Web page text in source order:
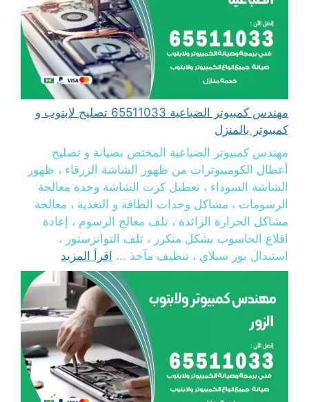
مهندس كمبيوتر الضباعية 65511033 تصليح لابتوب و
كمبيوتر بالمنزل
مهندس كمبيوتر الضباعية المختص بصيانة و تصليح
أعطال الكومبيوترات من ظهور الشاشة الزرقاء ، ظهور
الشاشة السوداء ، تعطيل كرت الشاشة وحدة معالجة
الرسومات ، مشاكل وحدات الطاقة و التغذية ، معالجة
مشاكل الحرارة الزائدة ، تلف معالج الرسوم ، إعادة
اقلاع الحاسوب بشكل متكرر ، تلف التوانزستور ،
استبدال بور سبلاي ، تنظيف مآخذ ... اقرأ المزيد